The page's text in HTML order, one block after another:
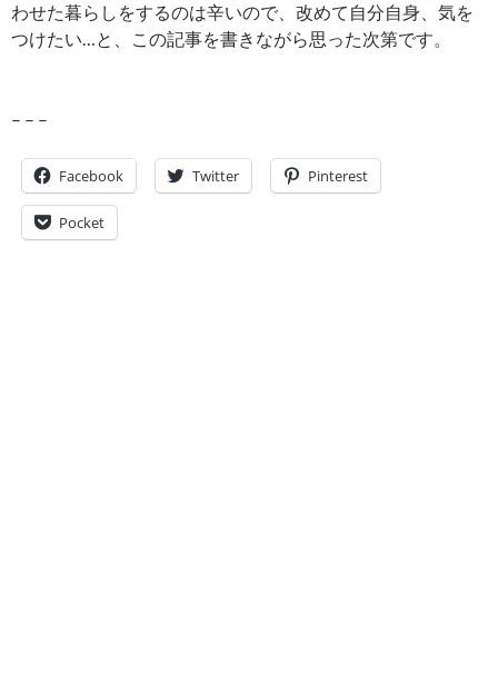
わせた暮らしをするのは辛いので、改めて自分自身、気を
つけたい…と、この記事を書きながら思った次第です。
– – –
Facebook Twitter Pinterest
Pocket